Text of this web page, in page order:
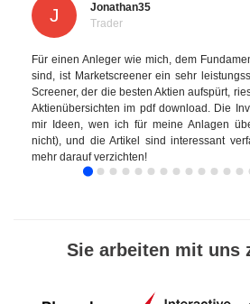
J
Jonathan35
Trader
Für einen Anleger wie mich, dem
sind, ist Marketscreener ein sehr
Screener, der die besten Aktien aufspürt,
Aktienübersichten im pdf download. Die
mir Ideen, wen ich für meine Anlagen
nicht), und die Artikel sind interessant
mehr darauf verzichten!
Sie arbeiten mit uns